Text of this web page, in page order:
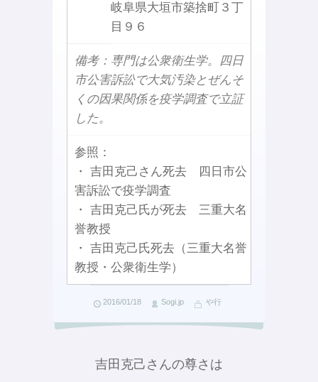
岐阜県大垣市築捨町３丁
目９６
備考：専門は公衆衛生学。四日
市公害訴訟で大気汚染とぜんそ
くの因果関係を疫学調査で立証
した。
参照：
・ 吉田克己さん死去 四日市公
害訴訟で疫学調査
・ 吉田克己氏が死去 三重大名
誉教授
・ 吉田克己氏死去（三重大名誉
教授・公衆衛生学）
2016/01/18 Sogi.jp や行
吉田克己さんの尊さは